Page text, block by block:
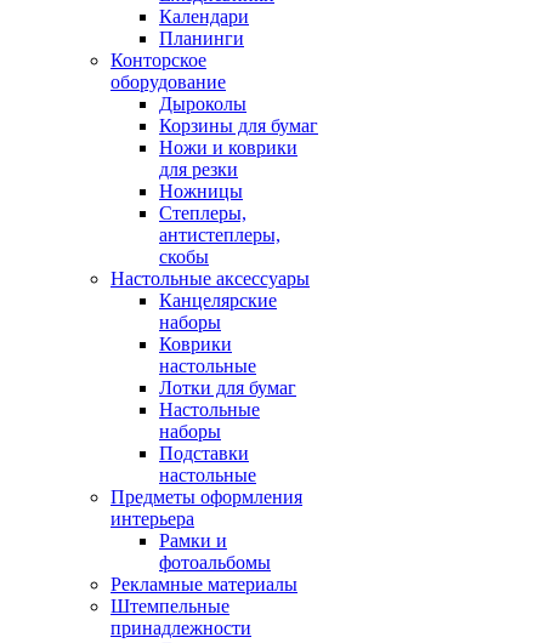
Календари
Планинги
Конторское
оборудование
Дыроколы
Корзины для бумаг
Ножи и коврики
для резки
Ножницы
Степлеры,
антистеплеры,
скобы
Настольные аксессуары
Канцелярские
наборы
Коврики
настольные
Лотки для бумаг
Настольные
наборы
Подставки
настольные
Предметы оформления
интерьера
Рамки и
фотоальбомы
Рекламные материалы
Штемпельные
принадлежности